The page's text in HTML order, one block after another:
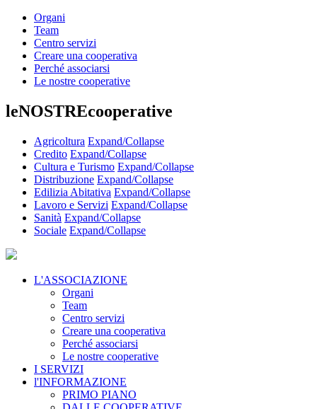
Organi
Team
Centro servizi
Creare una cooperativa
Perché associarsi
Le nostre cooperative
leNOSTREcooperative
Agricoltura Expand/Collapse
Credito Expand/Collapse
Cultura e Turismo Expand/Collapse
Distribuzione Expand/Collapse
Edilizia Abitativa Expand/Collapse
Lavoro e Servizi Expand/Collapse
Sanità Expand/Collapse
Sociale Expand/Collapse
L'ASSOCIAZIONE
Organi
Team
Centro servizi
Creare una cooperativa
Perché associarsi
Le nostre cooperative
I SERVIZI
l'INFORMAZIONE
PRIMO PIANO